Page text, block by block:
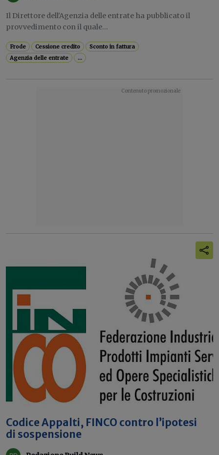
Il Direttore dell'Agenzia delle entrate ha pubblicato il
provvedimento con il quale...
Frode Cessione credito
Sconto in fattura
Agenzia delle entrate
...
Codice Appalti, FINCO contro l’ipotesi
di sospensione